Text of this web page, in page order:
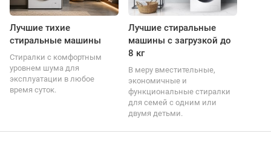
Лучшие тихие
стиральные машины
Стиралки с комфортным
уровнем шума для
эксплуатации в любое
время суток.
Лучшие стиральные
машины с загрузкой до
8 кг
В меру вместительные,
экономичные и
функциональные стиралки
для семей с одним или
двумя детьми.